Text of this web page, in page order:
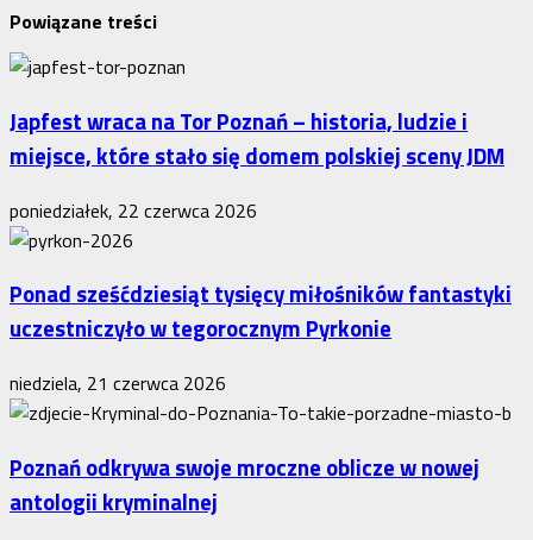
Powiązane treści
Japfest wraca na Tor Poznań – historia, ludzie i
miejsce, które stało się domem polskiej sceny JDM
poniedziałek, 22 czerwca 2026
Ponad sześćdziesiąt tysięcy miłośników fantastyki
uczestniczyło w tegorocznym Pyrkonie
niedziela, 21 czerwca 2026
Poznań odkrywa swoje mroczne oblicze w nowej
antologii kryminalnej